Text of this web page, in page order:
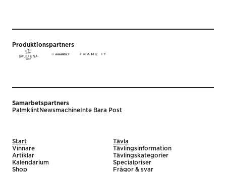
Produktionspartners
Samarbetspartners
PalmklintNewsmachine Inte Bara Post
Start
Vinnare
Artiklar
Kalendarium
Shop
Tävla
Tävlingsinformation
Tävlingskategorier
Specialpriser
Frågor & svar